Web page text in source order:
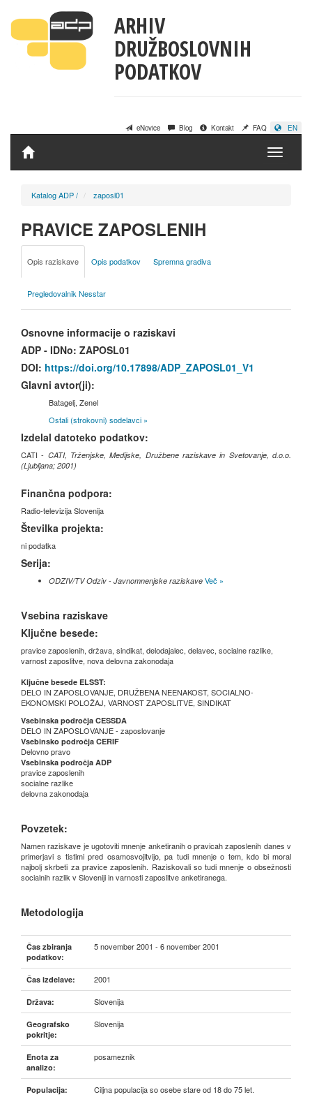
ARHIV
DRUŽBOSLOVNIH
PODATKOV
eNovice Blog Kontakt FAQ EN
Domov
Katalog ADP/ zaposl01
PRAVICE ZAPOSLENIH
Opis raziskave Opis podatkov Spremna gradiva
Pregledovalnik Nesstar
Osnovne informacije o raziskavi
ADP - IDNo: ZAPOSL01
DOI: https://doi.org/10.17898/ADP_ZAPOSL01_V1
Glavni avtor(ji):
Batagelj, Zenel
Ostali (strokovni) sodelavci »
Izdelal datoteko podatkov:
CATI - CATI, Trženjske, Medijske, Družbene raziskave in Svetovanje, d.o.o.
(Ljubljana; 2001)
Finančna podpora:
Radio-televizija Slovenija
Številka projekta:
ni podatka
Serija:
ODZIV/TV Odziv - Javnomnenjske raziskave Več »
Vsebina raziskave
Ključne besede:
pravice zaposlenih, država, sindikat, delodajalec, delavec, socialne razlike,
varnost zaposlitve, nova delovna zakonodaja
Ključne besede ELSST:
DELO IN ZAPOSLOVANJE, DRUŽBENA NEENAKOST, SOCIALNO-
EKONOMSKI POLOŽAJ, VARNOST ZAPOSLITVE, SINDIKAT
Vsebinska področja CESSDA
DELO IN ZAPOSLOVANJE - zaposlovanje
Vsebinsko področja CERIF
Delovno pravo
Vsebinska področja ADP
pravice zaposlenih
socialne razlike
delovna zakonodaja
Povzetek:
Namen raziskave je ugotoviti mnenje anketiranih o pravicah zaposlenih danes v
primerjavi s tistimi pred osamosvojitvijo, pa tudi mnenje o tem, kdo bi moral
najbolj skrbeti za pravice zaposlenih. Raziskovali so tudi mnenje o obsežnosti
socialnih razlik v Sloveniji in varnosti zaposlitve anketiranega.
Metodologija
Čas zbiranja
podatkov:
5 november 2001 - 6 november 2001
Čas izdelave: 2001
Država: Slovenija
Geografsko
pokritje:
Slovenija
Enota za
analizo:
posameznik
Populacija: Ciljna populacija so osebe stare od 18 do 75 let.